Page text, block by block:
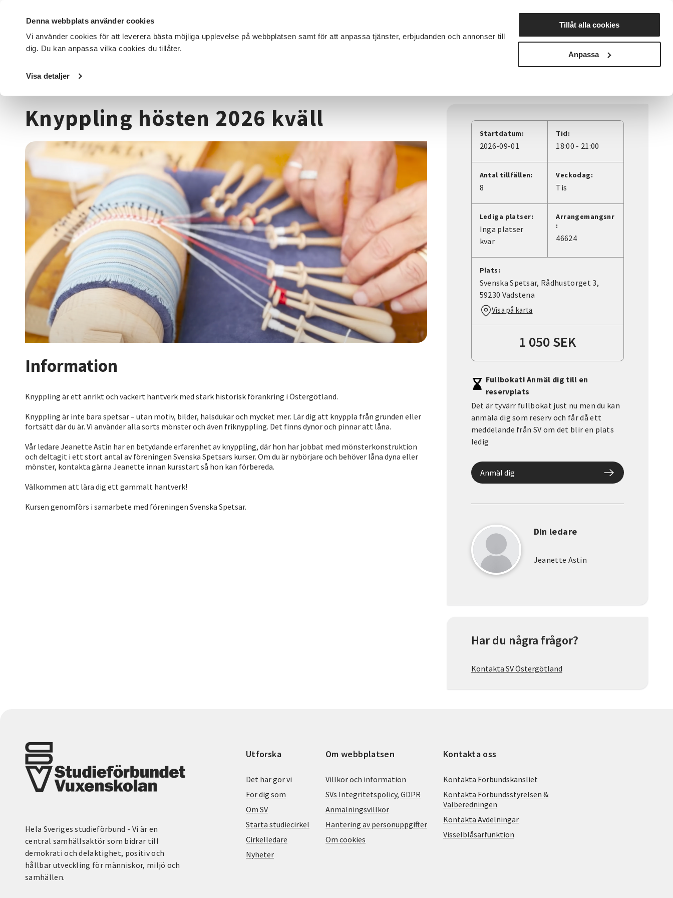
Denna webbplats använder cookies
Vi använder cookies för att leverera bästa möjliga upplevelse på webbplatsen samt för att anpassa tjänster, erbjudanden och annonser till
dig. Du kan anpassa vilka cookies du tillåter.
Visa detaljer
Tillåt alla cookies
Anpassa
DET HÄR GÖR VI FÖR DIG SOM SÖK KURSER OCH EVENEMANG Nyheter Avdelningar
Startsida / Kurser och evenemang
Knyppling hösten 2026 kväll
Information
Knyppling är ett anrikt och vackert hantverk med stark historisk förankring i Östergötland.
Knyppling är inte bara spetsar – utan motiv, bilder, halsdukar och mycket mer. Lär dig att knyppla från grunden eller
fortsätt där du är. Vi använder alla sorts mönster och även friknyppling. Det finns dynor och pinnar att låna.
Vår ledare Jeanette Astin har en betydande erfarenhet av knyppling, där hon har jobbat med mönsterkonstruktion
och deltagit i ett stort antal av föreningen Svenska Spetsars kurser. Om du är nybörjare och behöver låna dyna eller
mönster, kontakta gärna Jeanette innan kursstart så hon kan förbereda.
Välkommen att lära dig ett gammalt hantverk!
Kursen genomförs i samarbete med föreningen Svenska Spetsar.
Startdatum:
2026-09-01
Tid:
18:00 - 21:00
Antal tillfällen:
8
Veckodag:
Tis
Lediga platser:
Inga platser
kvar
Arrangemangsnr
:
46624
Plats:
Svenska Spetsar, Rådhustorget 3,
59230 Vadstena
Visa på karta
1 050 SEK
Fullbokat! Anmäl dig till en
reservplats
Det är tyvärr fullbokat just nu men du kan
anmäla dig som reserv och får då ett
meddelande från SV om det blir en plats
ledig
Anmäl dig
Din ledare
Jeanette Astin
Har du några frågor?
Kontakta SV Östergötland
Hela Sveriges studieförbund - Vi är en
central samhällsaktör som bidrar till
demokrati och delaktighet, positiv och
hållbar utveckling för människor, miljö och
samhällen.
Utforska
Det här gör vi
För dig som
Om SV
Starta studiecirkel
Cirkelledare
Nyheter
Om webbplatsen
Villkor och information
SVs Integritetspolicy, GDPR
Anmälningsvillkor
Hantering av personuppgifter
Om cookies
Kontakta oss
Kontakta Förbundskansliet
Kontakta Förbundsstyrelsen &
Valberedningen
Kontakta Avdelningar
Visselblåsarfunktion